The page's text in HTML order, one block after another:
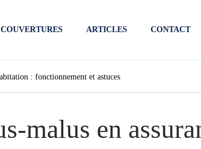
ARTICLES CONTACT
: fonctionnement et astuces
malus en